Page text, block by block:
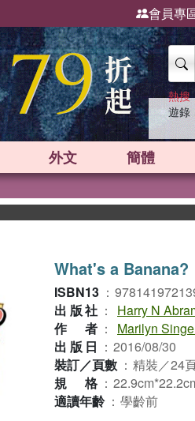
會員專
熱搜
遊錄
外文 簡體
What's a Banana?
ISBN13 ：
出版社 ：
Harry N
作者 ： Marilyn
出版日 ： 2016/08/30
裝訂／頁數 ： 精裝／24
規格 ：
適讀年齡 ： 學齡前